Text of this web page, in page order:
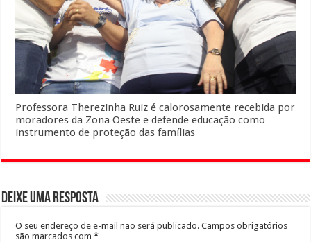
Professora Therezinha Ruiz é calorosamente recebida por
moradores da Zona Oeste e defende educação como
instrumento de proteção das famílias
Deixe uma resposta
O seu endereço de e-mail não será publicado. Campos obrigatórios
são marcados com*